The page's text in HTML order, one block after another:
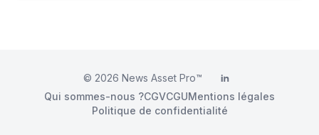
© 2026 News Asset Pro™ LinkedIn
Qui sommes-nous ?CGVCGUMentions légales
Politique de confidentialité